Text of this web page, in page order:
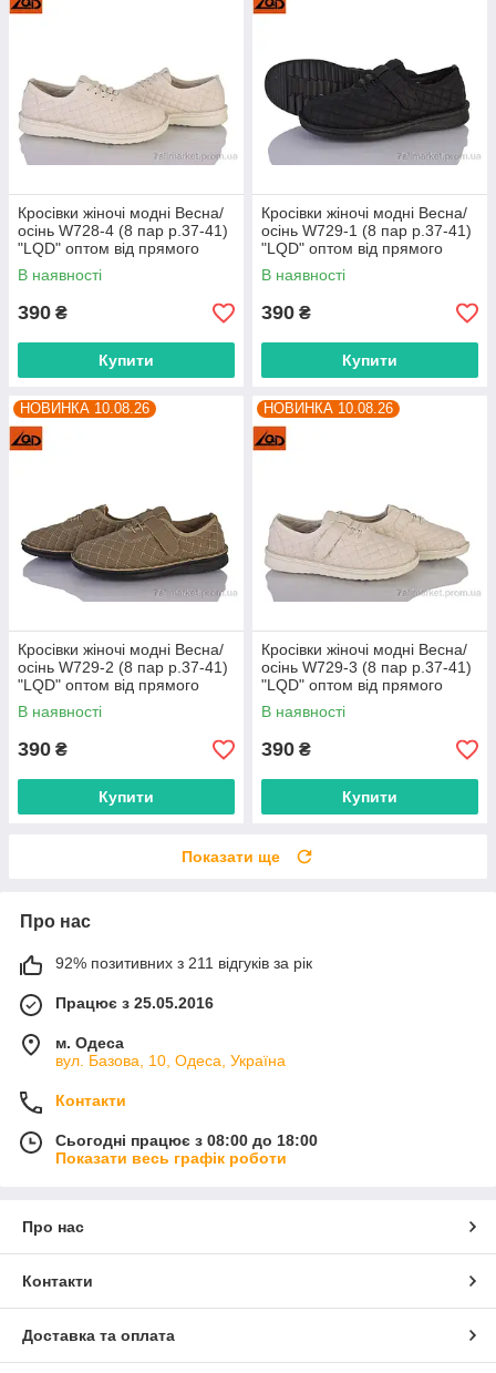
Кросівки жіночі модні Весна/
осінь W728-4 (8 пар р.37-41)
"LQD" оптом від прямого
постачальника
В наявності
390 ₴
Купити
Кросівки жіночі модні Весна/
осінь W729-1 (8 пар р.37-41)
"LQD" оптом від прямого
постачальника
В наявності
390 ₴
Купити
НОВИНКА 10.08.26
Кросівки жіночі модні Весна/
осінь W729-2 (8 пар р.37-41)
"LQD" оптом від прямого
постачальника
В наявності
390 ₴
Купити
НОВИНКА 10.08.26
Кросівки жіночі модні Весна/
осінь W729-3 (8 пар р.37-41)
"LQD" оптом від прямого
постачальника
В наявності
390 ₴
Купити
Показати ще
Про нас
92% позитивних з 211 відгуків за рік
Працює з 25.05.2016
м. Одеса
вул. Базова, 10, Одеса, Україна
Контакти
Сьогодні працює з 08:00 до 18:00
Показати весь графік роботи
Про нас
Контакти
Доставка та оплата